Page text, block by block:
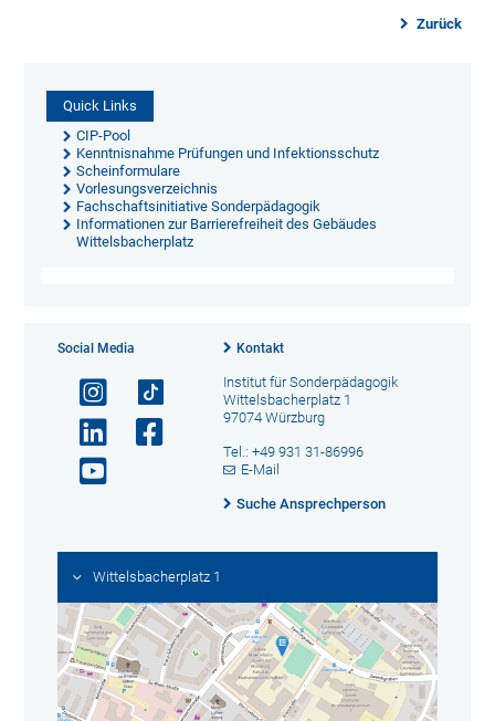
Zurück
Quick Links
CIP-Pool
Kenntnisnahme Prüfungen und Infektionsschutz
Scheinformulare
Vorlesungsverzeichnis
Fachschaftsinitiative Sonderpädagogik
Informationen zur Barrierefreiheit des Gebäudes
Wittelsbacherplatz
Social Media Kontakt
Institut für Sonderpädagogik
Wittelsbacherplatz 1
97074 Würzburg
Tel.: +49 931 31-86996
E-Mail
Suche Ansprechperson
Wittelsbacherplatz 1